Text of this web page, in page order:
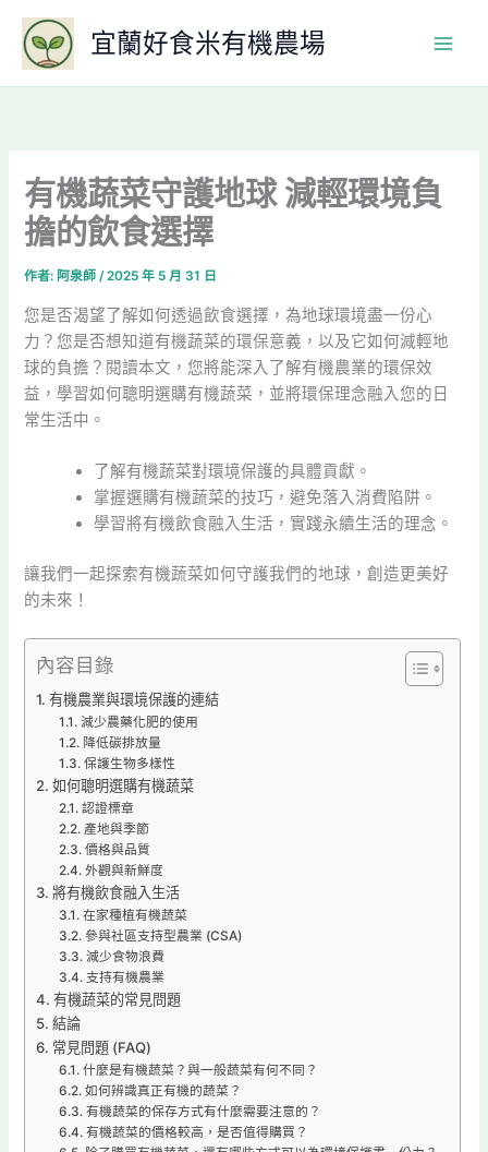
要
宜蘭好食米有機農場
有機蔬菜守護地球 減輕環境負
擔的飲食選擇
作者: 阿泉師/2025 年 5 月 31 日
您是否渴望了解如何透過飲食選擇，為地球環境盡一份心
力？您是否想知道有機蔬菜的環保意義，以及它如何減輕地
球的負擔？閱讀本文，您將能深入了解有機農業的環保效
益，學習如何聰明選購有機蔬菜，並將環保理念融入您的日
常生活中。
了解有機蔬菜對環境保護的具體貢獻。
掌握選購有機蔬菜的技巧，避免落入消費陷阱。
學習將有機飲食融入生活，實踐永續生活的理念。
讓我們一起探索有機蔬菜如何守護我們的地球，創造更美好
的未來！
內容目錄
有機農業與環境保護的連結
減少農藥化肥的使用
降低碳排放量
保護生物多樣性
如何聰明選購有機蔬菜
認證標章
產地與季節
價格與品質
外觀與新鮮度
將有機飲食融入生活
在家種植有機蔬菜
參與社區支持型農業 (CSA)
減少食物浪費
支持有機農業
有機蔬菜的常見問題
結論
常見問題 (FAQ)
什麼是有機蔬菜？與一般蔬菜有何不同？
如何辨識真正有機的蔬菜？
有機蔬菜的保存方式有什麼需要注意的？
有機蔬菜的價格較高，是否值得購買？